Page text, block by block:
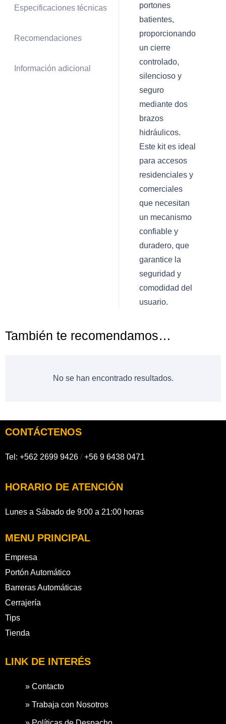
Especificaciones técnicas
Recomendaciones
Información adicional
portones
batientes,
proporcionando
un cierre
controlado,
silencioso y
seguro
mediante dos
brazos
hidráulicos.
Este kit es ideal
para accesos
residenciales y
comerciales
que necesitan
un mecanismo
confiable y
duradero, que
garantice la
seguridad y
comodidad del
usuario.
También te recomendamos…
No se han encontrado resultados.
CONTÁCTENOS
Tel: +562 2699 9426 / +56 9 6438 0471
HORARIO DE ATENCIÓN
Lunes a Sábado de 9:00 a 21:00 horas
MENU PRINCIPAL
Empresa
Portón Automático
Barreras Automáticas
Cerrajería
Tips
Tienda
LINK DE INTERÉS
» Contacto
» Trabaja con Nosotros